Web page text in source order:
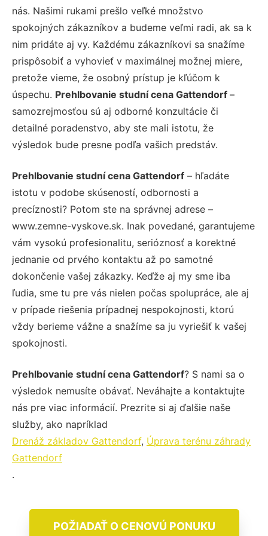
nás. Našimi rukami prešlo veľké množstvo
spokojných zákazníkov a budeme veľmi radi, ak sa k
nim pridáte aj vy. Každému zákazníkovi sa snažíme
prispôsobiť a vyhovieť v maximálnej možnej miere,
pretože vieme, že osobný prístup je kľúčom k
úspechu. Prehlbovanie studní cena Gattendorf –
samozrejmosťou sú aj odborné konzultácie či
detailné poradenstvo, aby ste mali istotu, že
výsledok bude presne podľa vašich predstáv.
Prehlbovanie studní cena Gattendorf – hľadáte
istotu v podobe skúseností, odbornosti a
precíznosti? Potom ste na správnej adrese –
www.zemne-vyskove.sk. Inak povedané, garantujeme
vám vysokú profesionalitu, serióznosť a korektné
jednanie od prvého kontaktu až po samotné
dokončenie vašej zákazky. Keďže aj my sme iba
ľudia, sme tu pre vás nielen počas spolupráce, ale aj
v prípade riešenia prípadnej nespokojnosti, ktorú
vždy berieme vážne a snažíme sa ju vyriešiť k vašej
spokojnosti.
Prehlbovanie studní cena Gattendorf? S nami sa o
výsledok nemusíte obávať. Neváhajte a kontaktujte
nás pre viac informácií. Prezrite si aj ďalšie naše
služby, ako napríklad
Drenáž základov Gattendorf, Úprava terénu záhrady
Gattendorf
.
POŽIADAŤ O CENOVÚ PONUKU